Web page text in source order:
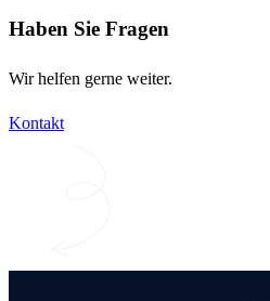
Haben Sie Fragen
Wir helfen gerne weiter.
Kontakt